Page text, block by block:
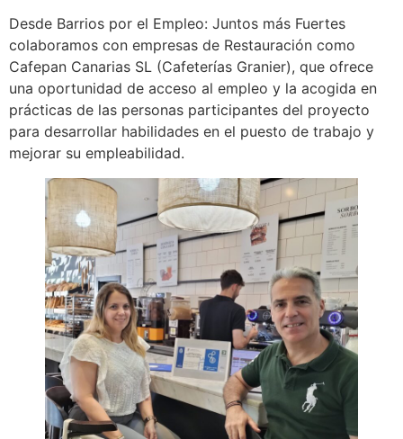
Desde Barrios por el Empleo: Juntos más Fuertes
colaboramos con empresas de Restauración como
Cafepan Canarias SL (Cafeterías Granier), que ofrece
una oportunidad de acceso al empleo y la acogida en
prácticas de las personas participantes del proyecto
para desarrollar habilidades en el puesto de trabajo y
mejorar su empleabilidad.